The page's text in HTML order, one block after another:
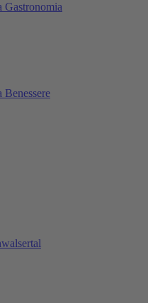
Gastronomia
Benessere